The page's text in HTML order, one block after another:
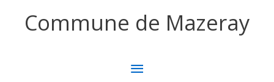
Commune de Mazeray
MENU